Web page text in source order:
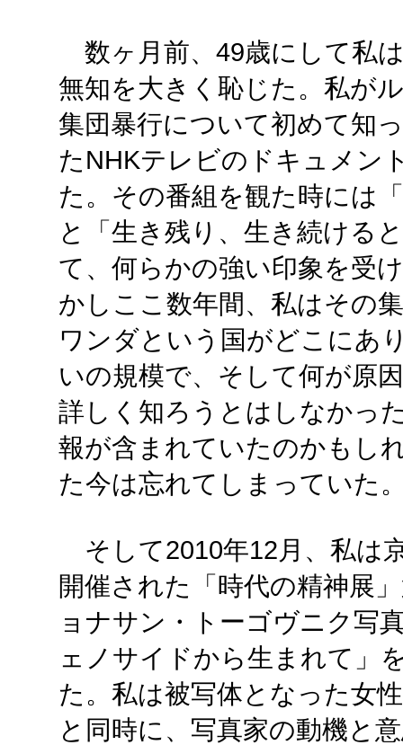
数ヶ月前、49歳にして私
無知を大きく恥じた。私が
集団暴行について初めて知
たNHKテレビのドキュメン
た。その番組を観た時には
と「生き残り、生き続ける
て、何らかの強い印象を受
かしここ数年間、私はその
ワンダという国がどこにあ
いの規模で、そして何が原
詳しく知ろうとはしなかっ
報が含まれていたのかもし
た今は忘れてしまっていた
そして2010年12月、私は
開催された「時代の精神展
ョナサン・トーゴヴニク
ェノサイドから生まれて」
た。私は被写体となった女
と同時に、写真家の動機と